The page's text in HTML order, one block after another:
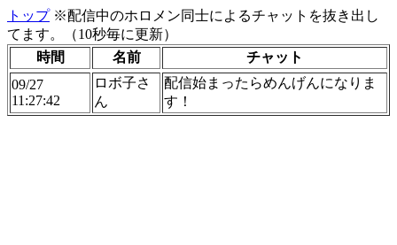
トップ※配信中のホロメン同士によるチャットを抜き出し
てます。（10秒毎に更新）
時間
名前
チャット
09/27
11:27:42
ロボ子さ
ん
配信始まったらめんげんになりま
す！